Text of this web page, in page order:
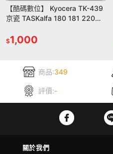
【酷碼數位】 Kyocera TK-439
京瓷 TASKalfa 180 181 220
$1,000
商品:349
評價:-
關於我們